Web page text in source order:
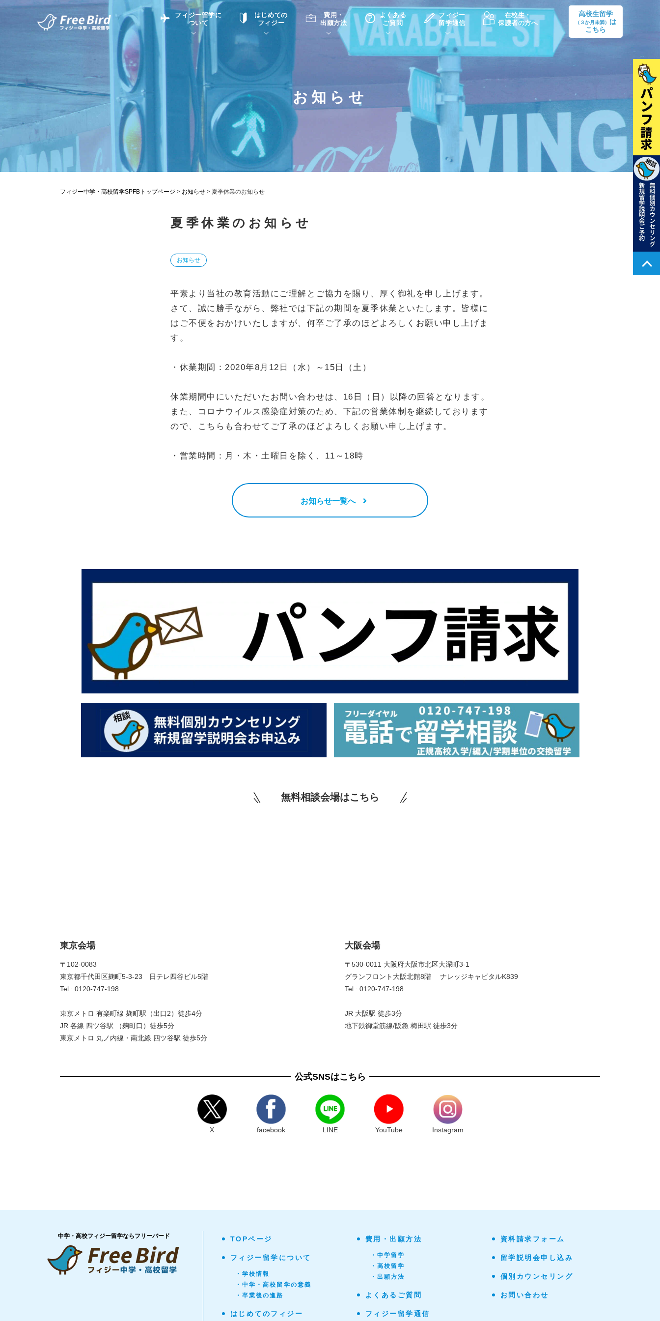
フィジー留学に
ついて
フィジー留学について
はじめての
フィジー
費用・
出願方法
よくある
ご質問
フィジーでの生活Q&A
現地高校Q&A 入学選考試験Q&A 留学後の大学進学Q&A
英語についてQ&A
フィジー
留学通信
フィジー留学通信TOP
在校生・
保護者の方へ
高校生留学
（３か月未満）
は
こちら
お知らせ
フィジー中学・高校留学SPFBトップページ > お知らせ > 夏季休業のお知らせ
夏季休業のお知らせ
お知らせ
平素より当社の教育活動にご理解とご協力を賜り、厚く御礼を申し上げます。
さて、誠に勝手ながら、弊社では下記の期間を夏季休業といたします。皆様に
はご不便をおかけいたしますが、何卒ご了承のほどよろしくお願い申し上げま
す。
・休業期間：2020年8月12日（水）～15日（土）
休業期間中にいただいたお問い合わせは、16日（日）以降の回答となります。
また、コロナウイルス感染症対策のため、下記の営業体制を継続しております
ので、こちらも合わせてご了承のほどよろしくお願い申し上げます。
・営業時間：月・木・土曜日を除く、11～18時
お知らせ一覧へ
無料相談会場はこちら
東京会場
〒102-0083
東京都千代田区麹町5-3-23 日テレ四谷ビル5階
Tel : 0120-747-198
東京メトロ 有楽町線 麹町駅（出口2）徒歩4分
JR 各線 四ツ谷駅 （麹町口）徒歩5分
東京メトロ 丸ノ内線・南北線 四ツ谷駅 徒歩5分
大阪会場
〒530-0011 大阪府大阪市北区大深町3-1
グランフロント大阪北館8階 ナレッジキャピタルK839
Tel : 0120-747-198
JR 大阪駅 徒歩3分
地下鉄御堂筋線/阪急 梅田駅 徒歩3分
公式SNSはこちら
X facebook LINE YouTube Instagram
中学・高校フィジー留学ならフリーバード TOPページ
フィジー留学について
・学校情報
・中学・高校留学の意義
・卒業後の進路
はじめてのフィジー
費用・出願方法
・中学留学
・高校留学
・出願方法
よくあるご質問
フィジー留学通信
資料請求フォーム
留学説明会申し込み
個別カウンセリング
お問い合わせ